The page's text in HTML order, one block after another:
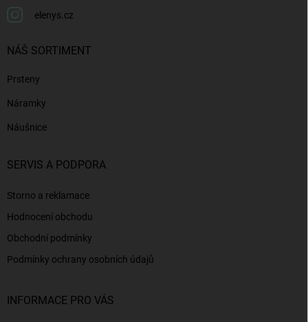
elenys.cz
NÁŠ SORTIMENT
Prsteny
Náramky
Náušnice
SERVIS A PODPORA
Storno a reklamace
Hodnocení obchodu
Obchodní podmínky
Podmínky ochrany osobních údajů
INFORMACE PRO VÁS